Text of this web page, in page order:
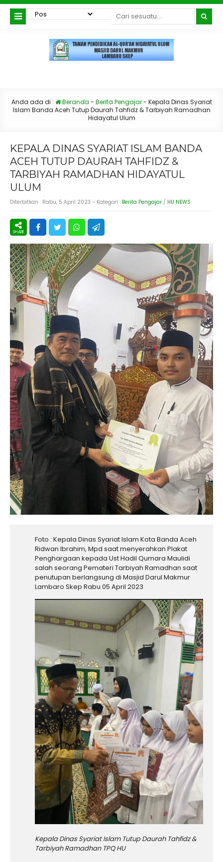
Anda ada di : Beranda - Berita Pengajar- Kepala Dinas Syariat
Islam Banda Aceh Tutup Daurah Tahfidz & Tarbiyah Ramadhan
Hidayatul Ulum
KEPALA DINAS SYARIAT ISLAM BANDA
ACEH TUTUP DAURAH TAHFIDZ &
TARBIYAH RAMADHAN HIDAYATUL
ULUM
Diterbitkan : Rabu, 5 April 2023 - Kategori : Berita Pengajar / HU NEWS
Foto : Kepala Dinas Syariat Islam Kota Banda Aceh
Ridwan Ibrahim, Mpd saat menyerahkan Plakat
Penghargaan kepada Ust Hadil Qumara Maulidi
salah seorang Pemateri Tarbiyah Ramadhan saat
penutupan berlangsung di Masjid Darul Makmur
Lambaro Skep Rabu 05 April 2023
Kepala Dinas Syariat Islam Tutup Daurah Tahfidz &
Tarbiyah Ramadhan TPQ HU